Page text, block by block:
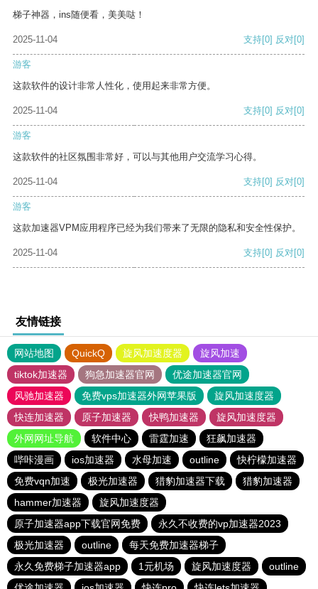
梯子神器，ins随便看，美美哒！
2025-11-04 支持[0] 反对[0]
游客
这款软件的设计非常人性化，使用起来非常方便。
2025-11-04 支持[0] 反对[0]
游客
这款软件的社区氛围非常好，可以与其他用户交流学习心得。
2025-11-04 支持[0] 反对[0]
游客
这款加速器VPM应用程序已经为我们带来了无限的隐私和安全性保护。
2025-11-04 支持[0] 反对[0]
友情链接
网站地图 QuickQ 旋风加速度器
旋风加速
tiktok加速器
狗急加速器官网
优途加速器官网
风驰加速器
免费vps加速器外网苹果版
旋风加速度器
快连加速器
原子加速器 快鸭加速器
旋风加速度器
外网网址导航
软件中心 雷霆加速
狂飙加速器
哔咔漫画
ios加速器 水母加速 outline
快柠檬加速器
免费vqn加速
极光加速器 猎豹加速器下载
猎豹加速器
hammer加速器
旋风加速度器
原子加速器app下载官网免费
永久不收费的vp加速器2023
极光加速器
outline
每天免费加速器梯子
永久免费梯子加速器app
1元机场 旋风加速度器
outline